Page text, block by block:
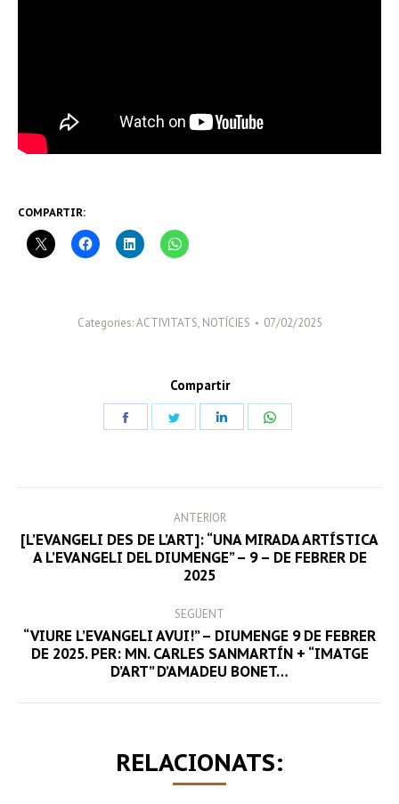
COMPARTIR:
Categories:ACTIVITATS, NOTÍCIES 07/02/2025
Compartir
NAVIGATION
ANTERIOR
Previous
post:
[L’EVANGELI DES DE L’ART]: “UNA MIRADA ARTÍSTICA
A L’EVANGELI DEL DIUMENGE” – 9 – DE FEBRER DE
2025
SEGÜENT
Next
post:
“VIURE L’EVANGELI AVUI!” – DIUMENGE 9 DE FEBRER
DE 2025. PER: MN. CARLES SANMARTÍN + “IMATGE
D’ART” D’AMADEU BONET…
RELACIONATS: